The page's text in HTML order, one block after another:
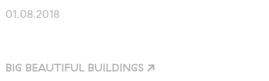
01.08.2018
BIG BEAUTIFUL BUILDINGS